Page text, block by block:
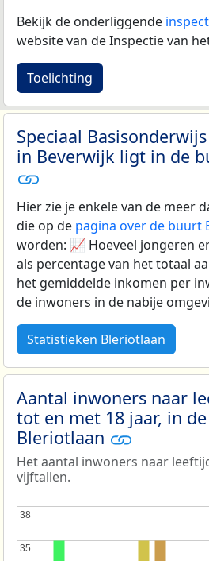
Bekijk de onderliggende
website van de Inspectie van
Toelichting
Speciaal
in Beverwijk ligt in de
Hier zie je enkele van de meer
die op de pagina over de buurt
worden: 📈 Hoeveel jongeren
als percentage van het totaal
het gemiddelde inkomen per
de inwoners in de nabije
Statistieken Bleriotlaan
Aantal inwoners naar
tot en met 18 jaar, in
Bleriotlaan
Het aantal inwoners naar
vijftallen.
35
35
38
38